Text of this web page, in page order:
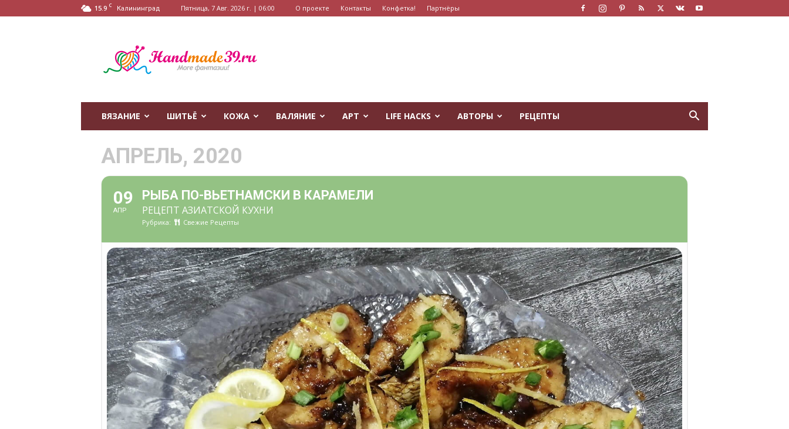
15.9 C Калининград Пятница, 7 Авг. 2026 г. | 06:00 О проекте Контакты Конфетка! Партнёры
ВЯЗАНИЕ ШИТЬЁ КОЖА ВАЛЯНИЕ АРТ LIFE HACKS АВТОРЫ РЕЦЕПТЫ
АПРЕЛЬ, 2020
09
АПР
РЫБА ПО-ВЬЕТНАМСКИ В КАРАМЕЛИ
РЕЦЕПТ АЗИАТСКОЙ КУХНИ
Рубрика: Свежие Рецепты